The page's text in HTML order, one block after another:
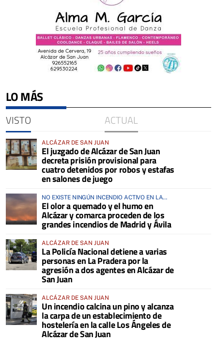
LO MÁS
VISTO ACTUAL
ALCÁZAR DE SAN JUAN
El juzgado de Alcázar de San Juan
decreta prisión provisional para
cuatro detenidos por robos y estafas
en salones de juego
NO EXISTE NINGÚN INCENDIO ACTIVO EN LA
COMARCA
El olor a quemado y el humo en
Alcázar y comarca proceden de los
grandes incendios de Madrid y Ávila
ALCÁZAR DE SAN JUAN
La Policía Nacional detiene a varias
personas en La Pradera por la
agresión a dos agentes en Alcázar de
San Juan
ALCÁZAR DE SAN JUAN
Un incendio calcina un pino y alcanza
la carpa de un establecimiento de
hostelería en la calle Los Ángeles de
Alcázar de San Juan